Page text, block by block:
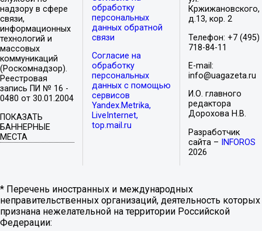
надзору в сфере
связи,
информационных
технологий и
массовых
коммуникаций
(Роскомнадзор).
Реестровая
запись ПИ № 16 -
0480 от 30.01.2004
ПОКАЗАТЬ
БАННЕРНЫЕ
МЕСТА
обработку
персональных
данных обратной
связи
Согласие на
обработку
персональных
данных с помощью
сервисов
Yandex.Metrika,
LiveInternet,
top.mail.ru
Кржижановского,
д.13, кор. 2
Телефон: +7 (495)
718-84-11
E-mail:
info@uagazeta.ru
И.О. главного
редактора
Дорохова Н.В.
Разработчик
сайта –
INFOROS
2026
* Перечень иностранных и международных
неправительственных организаций, деятельность которых
признана нежелательной на территории Российской
Федерации: